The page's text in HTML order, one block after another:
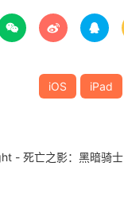
  
iOS iPad
- 死亡之影：黑暗骑士